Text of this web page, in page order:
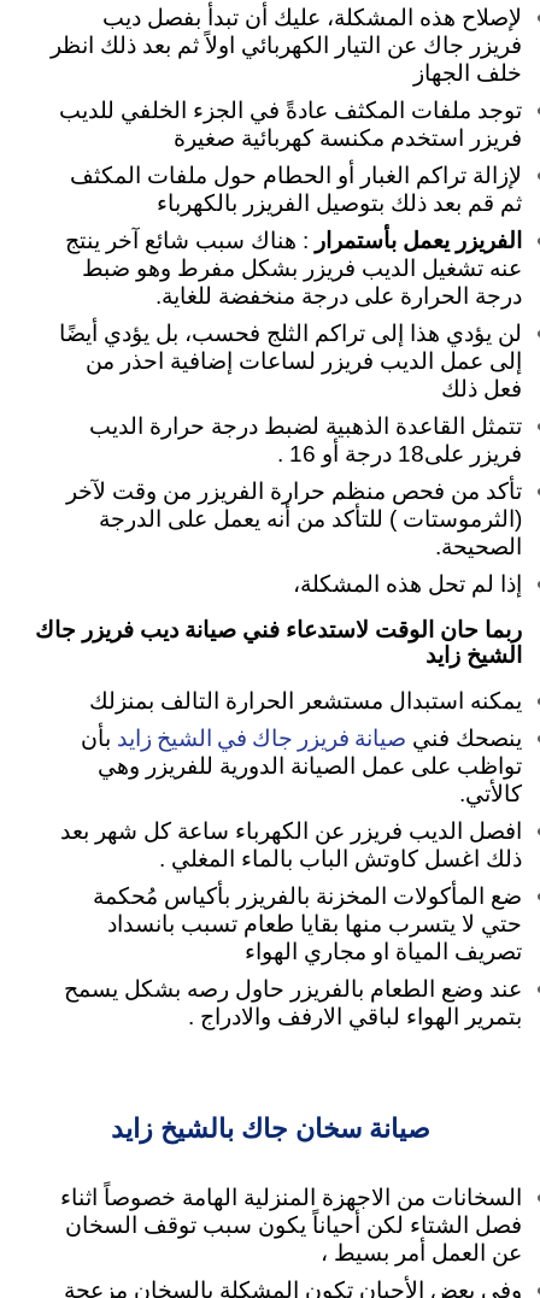
لإصلاح هذه المشكلة، عليك أن تبدأ بفصل ديب
فريزر جاك عن التيار الكهربائي اولاً ثم بعد ذلك انظر
خلف الجهاز
توجد ملفات المكثف عادةً في الجزء الخلفي للديب
فريزر استخدم مكنسة كهربائية صغيرة
لإزالة تراكم الغبار أو الحطام حول ملفات المكثف
ثم قم بعد ذلك بتوصيل الفريزر بالكهرباء
الفريزر يعمل بأستمرار : هناك سبب شائع آخر ينتج
عنه تشغيل الديب فريزر بشكل مفرط وهو ضبط
درجة الحرارة على درجة منخفضة للغاية.
لن يؤدي هذا إلى تراكم الثلج فحسب، بل يؤدي أيضًا
إلى عمل الديب فريزر لساعات إضافية احذر من
فعل ذلك
تتمثل القاعدة الذهبية لضبط درجة حرارة الديب
فريزر على18 درجة أو 16 .
تأكد من فحص منظم حرارة الفريزر من وقت لآخر
(الثرموستات ) للتأكد من أنه يعمل على الدرجة
الصحيحة.
إذا لم تحل هذه المشكلة،
ربما حان الوقت لاستدعاء فني صيانة ديب فريزر جاك
الشيخ زايد
يمكنه استبدال مستشعر الحرارة التالف بمنزلك
ينصحك فني صيانة فريزر جاك في الشيخ زايد بأن
تواظب على عمل الصيانة الدورية للفريزر وهي
كالأتي.
افصل الديب فريزر عن الكهرباء ساعة كل شهر بعد
ذلك اغسل كاوتش الباب بالماء المغلي .
ضع المأكولات المخزنة بالفريزر بأكياس مُحكمة
حتي لا يتسرب منها بقايا طعام تسبب بانسداد
تصريف المياة او مجاري الهواء
عند وضع الطعام بالفريزر حاول رصه بشكل يسمح
بتمرير الهواء لباقي الارفف والادراج .
صيانة سخان جاك بالشيخ زايد
السخانات من الاجهزة المنزلية الهامة خصوصاً اثناء
فصل الشتاء لكن أحياناً يكون سبب توقف السخان
عن العمل أمر بسيط ،
وفي بعض الأحيان تكون المشكلة بالسخان مزعجة